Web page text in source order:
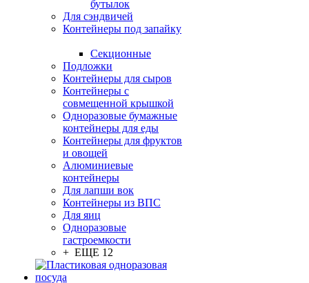
бутылок
Для сэндвичей
Контейнеры под запайку
Секционные
Подложки
Контейнеры для сыров
Контейнеры с
совмещенной крышкой
Одноразовые бумажные
контейнеры для еды
Контейнеры для фруктов
и овощей
Алюминиевые
контейнеры
Для лапши вок
Контейнеры из ВПС
Для яиц
Одноразовые
гастроемкости
+ ЕЩЕ 12